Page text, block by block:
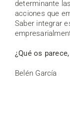
determinante
acciones que
Saber integrar
¿Qué os
Belén García